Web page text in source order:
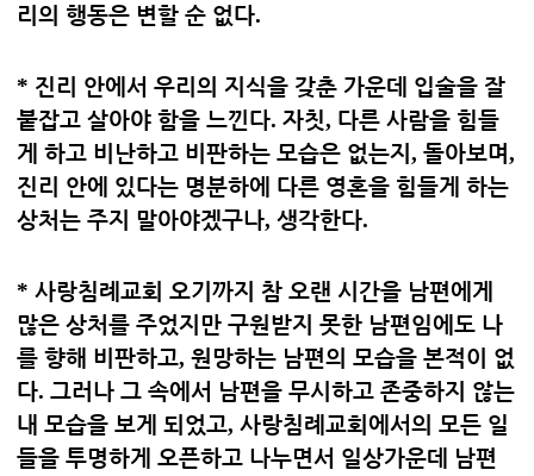
리의 행동은 변할 순 없다.
* 진리 안에서 우리의 지식을 갖춘 가운데 입술을 잘
붙잡고 살아야 함을 느낀다. 자칫, 다른 사람을 힘들
게 하고 비난하고 비판하는 모습은 없는지 , 돌아보며,
진리 안에 있다는 명분하에 다른 영혼을 힘들게 하는
상처는 주지 말아야겠구나, 생각한다.
* 사랑침례교회 오기까지 참 오랜 시간을 남편에게
많은 상처를 주었지만 구원받지 못한 남편임에도 나
를 향해 비판하고, 원망하는 남편의 모습을 본적이 없
다. 그러나 그 속에서 남편을 무시하고 존중하지 않는
내 모습을 보게 되었고, 사랑침례교회에서의 모든 일
들을 투명하게 오픈하고 나누면서 일상가운데 남편